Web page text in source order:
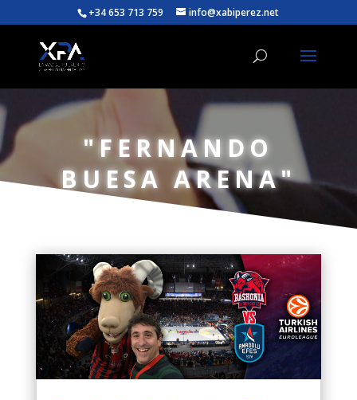
+34 653 713 759 info@xabiperez.net
"FERNANDO
BUESA ARENA"